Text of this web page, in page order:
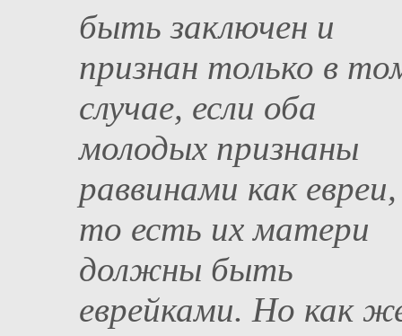
быть заключен и
признан только в
случае, если оба
молодых признаны
раввинами как евреи,
то есть их матери
должны быть
еврейками. Но как